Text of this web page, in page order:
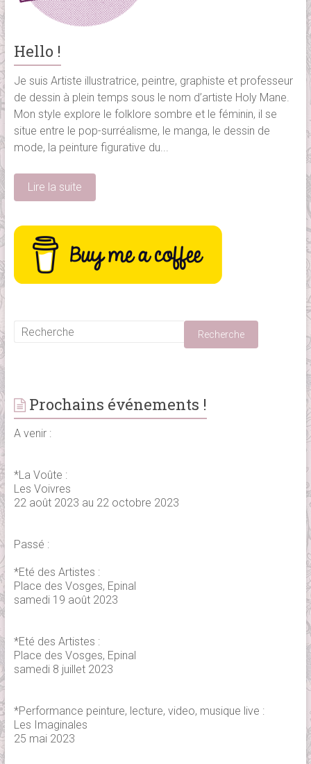
Hello !
Je suis Artiste illustratrice, peintre, graphiste et professeur
de dessin à plein temps sous le nom d’artiste Holy Mane.
Mon style explore le folklore sombre et le féminin, il se
situe entre le pop-surréalisme, le manga, le dessin de
mode, la peinture figurative du...
Lire la suite
Prochains événements !
A venir :
*La Voûte :
Les Voivres
22 août 2023 au 22 octobre 2023
Passé :
*Eté des Artistes :
Place des Vosges, Epinal
samedi 19 août 2023
*Eté des Artistes :
Place des Vosges, Epinal
samedi 8 juillet 2023
*Performance peinture, lecture, video, musique live :
Les Imaginales
25 mai 2023